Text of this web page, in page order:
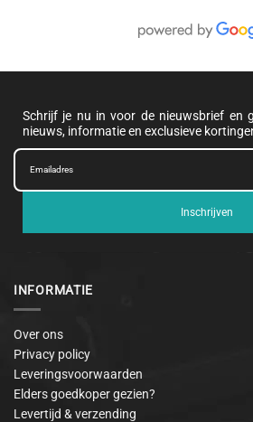
Schrijf je nu in voor de nieuwsbrief en
nieuws, informatie en exclusieve
Inschrijven
INFORMATIE
Over ons
Privacy policy
Leveringsvoorwaarden
Elders goedkoper gezien?
Levertijd & verzending